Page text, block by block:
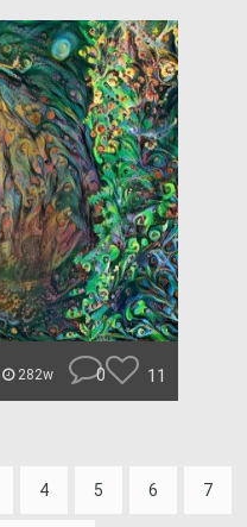
282w 0 11
4 5 6 7